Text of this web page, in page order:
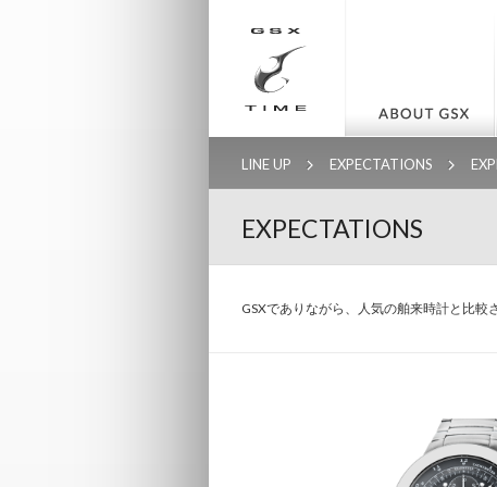
LINE UP EXPECTATIONS
EXPECTATIONS
GSXでありながら、人気の舶来時計と比較